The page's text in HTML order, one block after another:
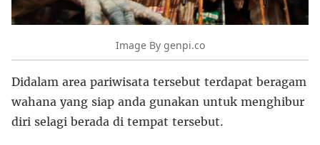
Image By genpi.co
Didalam area pariwisata tersebut terdapat beragam
wahana yang siap anda gunakan untuk menghibur
diri selagi berada di tempat tersebut.